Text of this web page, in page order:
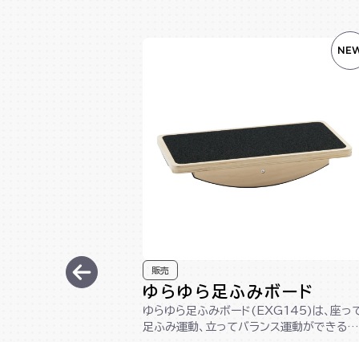
販売
ゆらゆら足ふみボード
ゆらゆら足ふみボード(EXG145)は、座っ
足ふみ運動、立ってバランス運動ができる1